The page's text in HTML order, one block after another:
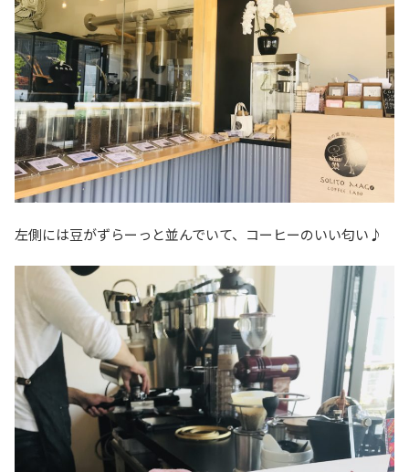
左側には豆がずらーっと並んでいて、コーヒーのいい匂い♪